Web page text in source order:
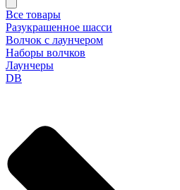
Все товары
Разукрашенное шасси
Волчок с лаунчером
Наборы волчков
Лаунчеры
DB